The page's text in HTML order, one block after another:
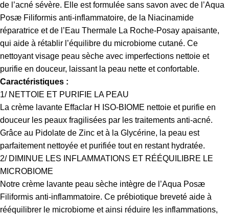
de l’acné sévère. Elle est formulée sans savon avec de l’Aqua
Posæ Filiformis anti-inflammatoire, de la Niacinamide
réparatrice et de l’Eau Thermale La Roche-Posay apaisante,
qui aide à rétablir l’équilibre du microbiome cutané. Ce
nettoyant visage peau sèche avec imperfections nettoie et
purifie en douceur, laissant la peau nette et confortable.
Caractéristiques :
1/ NETTOIE ET PURIFIE LA PEAU
La crème lavante Effaclar H ISO-BIOME nettoie et purifie en
douceur les peaux fragilisées par les traitements anti-acné.
Grâce au Pidolate de Zinc et à la Glycérine, la peau est
parfaitement nettoyée et purifiée tout en restant hydratée.
2/ DIMINUE LES INFLAMMATIONS ET RÉÉQUILIBRE LE
MICROBIOME
Notre crème lavante peau sèche intègre de l’Aqua Posæ
Filiformis anti-inflammatoire. Ce prébiotique breveté aide à
rééquilibrer le microbiome et ainsi réduire les inflammations,